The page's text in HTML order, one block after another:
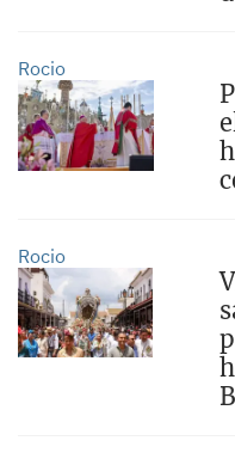
Rocio
Rocio